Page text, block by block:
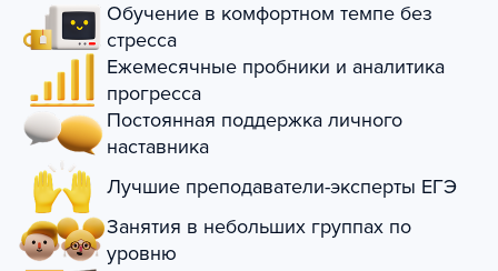
Обучение в комфортном темпе без
стресса
Ежемесячные пробники и аналитика
прогресса
Постоянная поддержка личного
наставника
Лучшие преподаватели-эксперты ЕГЭ
Занятия в небольших группах по
уровню